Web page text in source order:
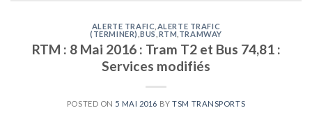
ALERTE TRAFIC ALERTE TRAFIC
(TERMINER) ,BUS RTM TRAMWAY
RTM : 8 Mai 2016 : Tram T2 et Bus 74,81 :
Services modifiés
POSTED ON 5 MAI 2016 BYTSM TRANSPORTS